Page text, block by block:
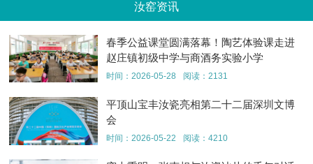
汝窑资讯
春季公益课堂圆满落幕！陶艺体验课走进
赵庄镇初级中学与商酒务实验小学
时间：2026-05-28 阅读：2131
平顶山宝丰汝瓷亮相第二十二届深圳文博
会
时间：2026-05-22 阅读：4210